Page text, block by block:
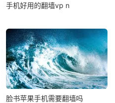
手机好用的翻墙vp n
脸书苹果手机需要翻墙吗